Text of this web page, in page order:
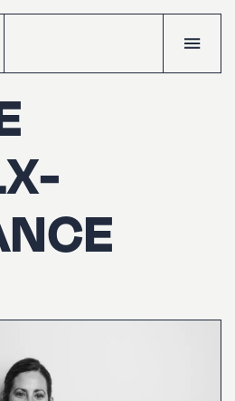
Accueil
Talents